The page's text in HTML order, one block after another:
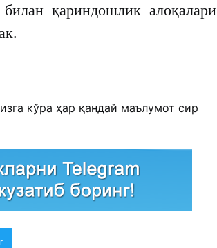
қариндошлик алоқалари
кўра ҳар қандай маълумот сир